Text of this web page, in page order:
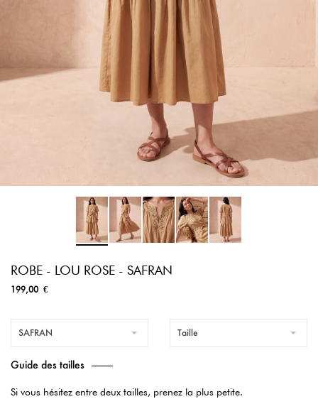
ROBE - LOU ROSE - SAFRAN
199,00 €
SAFRAN Taille
Guide des tailles
Si vous hésitez entre deux tailles, prenez la plus petite.